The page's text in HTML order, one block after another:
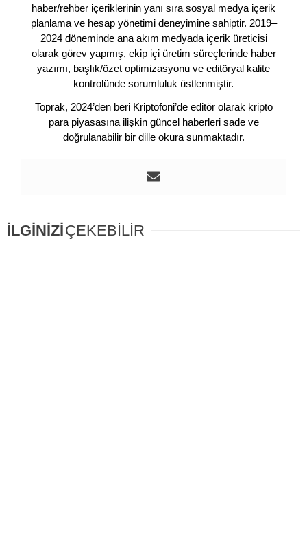
haber/rehber içeriklerinin yanı sıra sosyal medya içerik
planlama ve hesap yönetimi deneyimine sahiptir. 2019–
2024 döneminde ana akım medyada içerik üreticisi
olarak görev yapmış, ekip içi üretim süreçlerinde haber
yazımı, başlık/özet optimizasyonu ve editöryal kalite
kontrolünde sorumluluk üstlenmiştir.
Toprak, 2024’den beri Kriptofoni’de editör olarak kripto
para piyasasına ilişkin güncel haberleri sade ve
doğrulanabilir bir dille okura sunmaktadır.
İLGİNİZİÇEKEBİLİR